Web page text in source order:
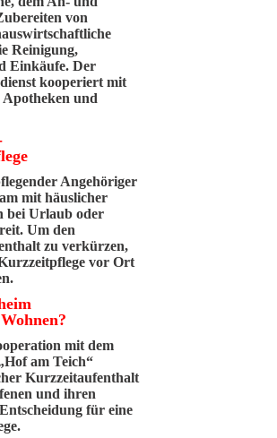
von
Reinigung,
Einkäufe. Der
kooperiert mit
und
Angehöriger
mit häuslicher
bei Urlaub oder
Um den
zu verkürzen,
vor Ort
mit dem
am Teich“
Kurzzeitaufenthalt
und ihren
für eine